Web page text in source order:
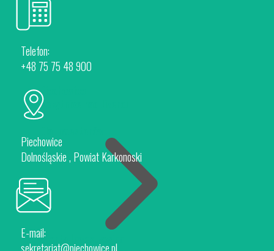
Piechowice
Rokytnice nad Jizerou
Oferta Inwestycyjna
Telefon:
+48 75 75 48 900
Piechowice
Dolnośląskie , Powiat Karkonoski
E-mail: